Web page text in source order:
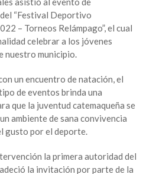
“Festival Deportivo
– Torneos Relámpago”, el cual
celebrar a los jóvenes
nuestro municipio.
un encuentro de natación, el
de eventos brinda una
que la juventud catemaqueña se
ambiente de sana convivencia
gusto por el deporte.
la primera autoridad del
la invitación por parte de la